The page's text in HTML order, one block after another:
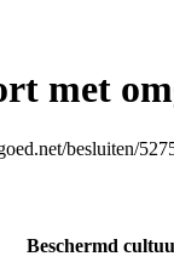
met
besluiten/
Beschermd